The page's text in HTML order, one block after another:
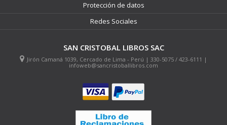
Protección de datos
Redes Sociales
SAN CRISTOBAL LIBROS SAC
Jirón Camaná 1039, Cercado de Lima - Perú | 330-5075 / 423-6111 |
infoweb@sancristoballibros.com